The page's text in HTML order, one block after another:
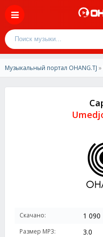
Музыкальный портал OHANG.TJ »
Скачано: 1 090
Размер MP3: 3.0